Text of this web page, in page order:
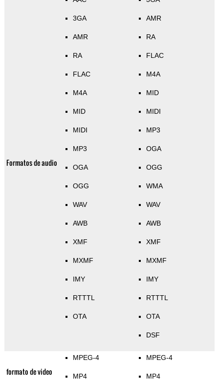
Formatos de audio
3GA
AMR
RA
FLAC
M4A
MID
MIDI
MP3
OGA
OGG
WAV
AWB
XMF
MXMF
IMY
RTTTL
OTA
AMR
RA
FLAC
M4A
MID
MIDI
MP3
OGA
OGG
WMA
WAV
AWB
XMF
MXMF
IMY
RTTTL
OTA
DSF
formato de video
MPEG-4
MP4
MPEG-4
MP4